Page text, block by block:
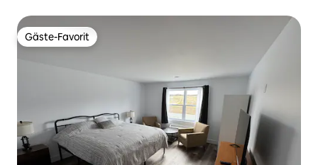
Gäste-Favorit
Gäste-Favorit